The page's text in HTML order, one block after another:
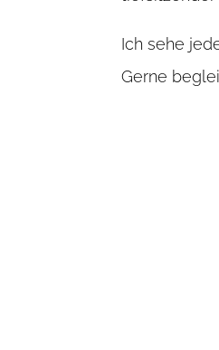
Ich sehe
Gerne